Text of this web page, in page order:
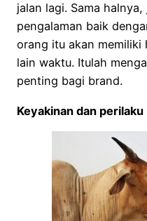
jalan lagi. Sama
pengalaman baik
orang itu akan memiliki
lain waktu. Itulah
penting bagi brand.
Keyakinan dan perilaku